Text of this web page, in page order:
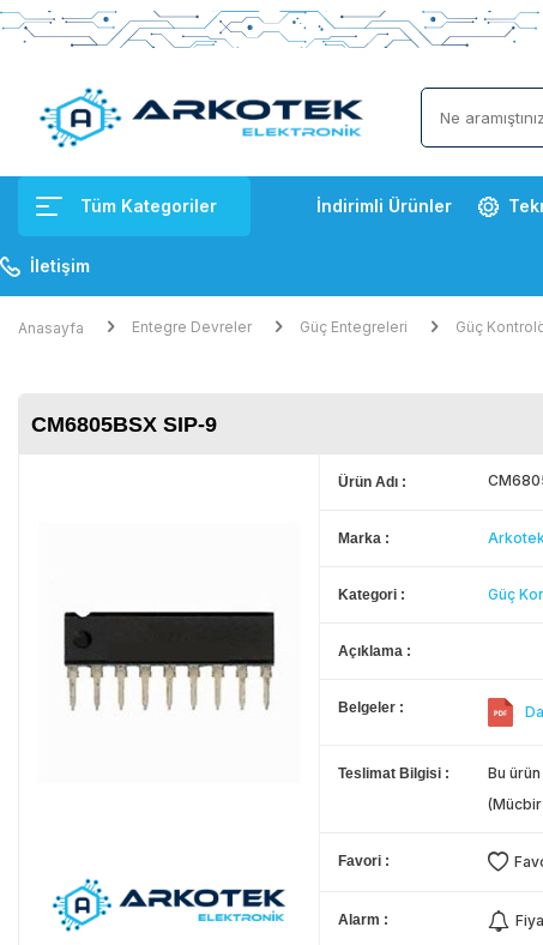
Tüm Kategoriler İndirimli Ürünler
İletişim
Anasayfa Entegre Devreler Güç Entegreleri Güç
CM6805BSX SIP-9
Ürün Adı
Marka
Kategori Güç
Açıklama
Belgeler
Teslimat Bilgisi
Bu
Favori
Alarm